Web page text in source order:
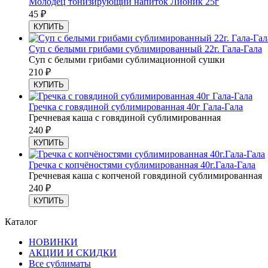
45 ₽
КУПИТЬ
Суп с белыми грибами сублимированный 22г. Гала-Гала
Суп с белыми грибами сублимационной сушки
210 ₽
КУПИТЬ
Гречка с говядиной сублимированная 40г Гала-Гала
Гречневая каша с говядиной сублимированная
240 ₽
КУПИТЬ
Гречка с копчёностями сублимированная 40г.Гала-Гала
Гречневая каша с копченой говядиной сублимированная
240 ₽
КУПИТЬ
Каталог
НОВИНКИ
АКЦИИ И СКИДКИ
Все сублиматы